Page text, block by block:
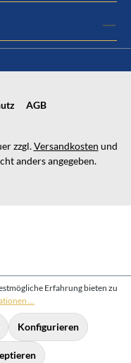
AGB
zzgl.Versandkosten und
anders angegeben.
Erfahrung bieten zu
...
Konfigurieren